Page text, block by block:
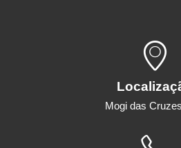
Mogi das